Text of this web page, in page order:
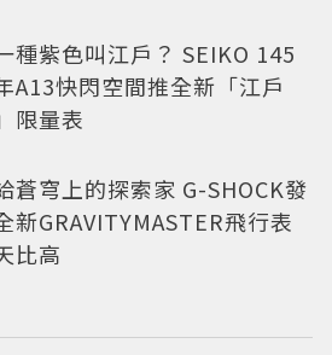
種紫色叫江戶？ SEIKO 145
A13快閃空間推全新「江戶
限量表
蒼穹上的探索家 G-SHOCK發
新GRAVITYMASTER飛行表
比高